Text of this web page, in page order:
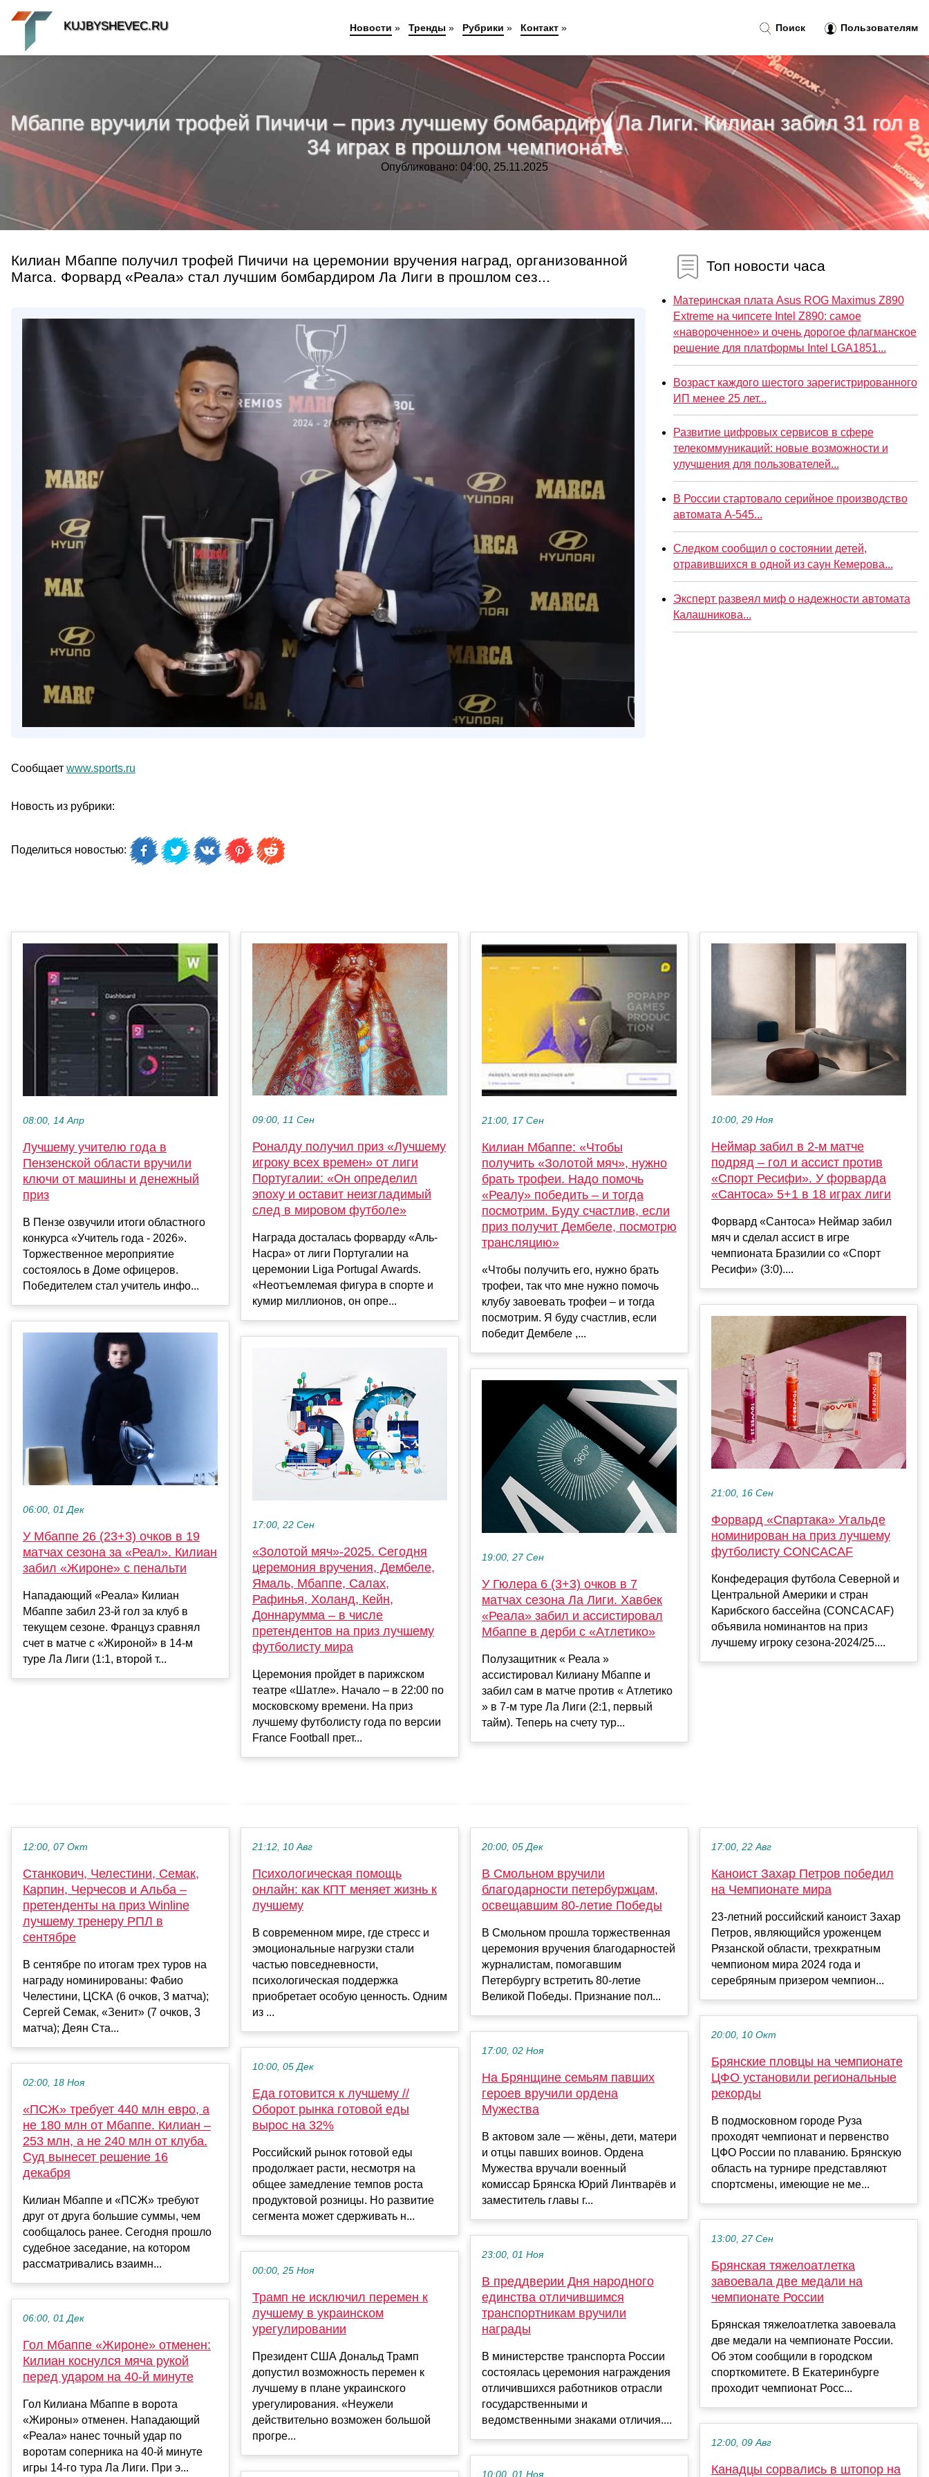
Мбаппе вручили трофей Пичичи – приз лучшему бомбардиру Ла Лиги. Килиан забил 31 гол в
34 играх в прошлом чемпионате
Опубликовано: 04:00, 25.11.2025
Килиан Мбаппе получил трофей Пичичи на церемонии вручения наград, организованной
Marca. Форвард «Реала» стал лучшим бомбардиром Ла Лиги в прошлом сез...
Сообщает www.sports.ru
Новость из рубрики:
Поделиться новостью:
Топ новости часа
Материнская плата Asus ROG Maximus Z890
Extreme на чипсете Intel Z890: самое
«навороченное» и очень дорогое флагманское
решение для платформы Intel LGA1851...
Возраст каждого шестого зарегистрированного
ИП менее 25 лет...
Развитие цифровых сервисов в сфере
телекоммуникаций: новые возможности и
улучшения для пользователей...
В России стартовало серийное производство
автомата А-545...
Следком сообщил о состоянии детей,
отравившихся в одной из саун Кемерова...
Эксперт развеял миф о надежности автомата
Калашникова...
08:00, 14 Апр
Лучшему учителю года в
Пензенской области вручили
ключи от машины и денежный
приз
В Пензе озвучили итоги областного
конкурса «Учитель года - 2026».
Торжественное мероприятие
состоялось в Доме офицеров.
Победителем стал учитель инфо...
06:00, 01 Дек
У Мбаппе 26 (23+3) очков в 19
матчах сезона за «Реал». Килиан
забил «Жироне» с пенальти
Нападающий «Реала» Килиан
Мбаппе забил 23-й гол за клуб в
текущем сезоне. Француз сравнял
счет в матче с «Жироной» в 14-м
туре Ла Лиги (1:1, второй т...
09:00, 11 Сен
Роналду получил приз «Лучшему
игроку всех времен» от лиги
Португалии: «Он определил
эпоху и оставит неизгладимый
след в мировом футболе»
Награда досталась форварду «Аль-
Насра» от лиги Португалии на
церемонии Liga Portugal Awards.
«Неотъемлемая фигура в спорте и
кумир миллионов, он опре...
17:00, 22 Сен
«Золотой мяч»-2025. Сегодня
церемония вручения, Дембеле,
Ямаль, Мбаппе, Салах,
Рафинья, Холанд, Кейн,
Доннарумма – в числе
претендентов на приз лучшему
футболисту мира
Церемония пройдет в парижском
театре «Шатле». Начало – в 22:00 по
московскому времени. На приз
лучшему футболисту года по версии
France Football прет...
21:00, 17 Сен
Килиан Мбаппе: «Чтобы
получить «Золотой мяч», нужно
брать трофеи. Надо помочь
«Реалу» победить – и тогда
посмотрим. Буду счастлив, если
приз получит Дембеле, посмотрю
трансляцию»
«Чтобы получить его, нужно брать
трофеи, так что мне нужно помочь
клубу завоевать трофеи – и тогда
посмотрим. Я буду счастлив, если
победит Дембеле ,...
19:00, 27 Сен
У Гюлера 6 (3+3) очков в 7
матчах сезона Ла Лиги. Хавбек
«Реала» забил и ассистировал
Мбаппе в дерби с «Атлетико»
Полузащитник « Реала »
ассистировал Килиану Мбаппе и
забил сам в матче против « Атлетико
» в 7-м туре Ла Лиги (2:1, первый
тайм). Теперь на счету тур...
10:00, 29 Ноя
Неймар забил в 2-м матче
подряд – гол и ассист против
«Спорт Ресифи». У форварда
«Сантоса» 5+1 в 18 играх лиги
Форвард «Сантоса» Неймар забил
мяч и сделал ассист в игре
чемпионата Бразилии со «Спорт
Ресифи» (3:0)....
21:00, 16 Сен
Форвард «Спартака» Угальде
номинирован на приз лучшему
футболисту CONCACAF
Конфедерация футбола Северной и
Центральной Америки и стран
Карибского бассейна (CONCACAF)
объявила номинантов на приз
лучшему игроку сезона-2024/25....
12:00, 07 Окт
Станкович, Челестини, Семак,
Карпин, Черчесов и Альба –
претенденты на приз Winline
лучшему тренеру РПЛ в
сентябре
В сентябре по итогам трех туров на
награду номинированы: Фабио
Челестини, ЦСКА (6 очков, 3 матча);
Сергей Семак, «Зенит» (7 очков, 3
матча); Деян Ста...
02:00, 18 Ноя
«ПСЖ» требует 440 млн евро, а
не 180 млн от Мбаппе. Килиан –
253 млн, а не 240 млн от клуба.
Суд вынесет решение 16
декабря
Килиан Мбаппе и «ПСЖ» требуют
друг от друга большие суммы, чем
сообщалось ранее. Сегодня прошло
судебное заседание, на котором
рассматривались взаимн...
06:00, 01 Дек
Гол Мбаппе «Жироне» отменен:
Килиан коснулся мяча рукой
перед ударом на 40-й минуте
Гол Килиана Мбаппе в ворота
«Жироны» отменен. Нападающий
«Реала» нанес точный удар по
воротам соперника на 40-й минуте
игры 14-го тура Ла Лиги. При э...
21:12, 10 Авг
Психологическая помощь
онлайн: как КПТ меняет жизнь к
лучшему
В современном мире, где стресс и
эмоциональные нагрузки стали
частью повседневности,
психологическая поддержка
приобретает особую ценность. Одним
из ...
10:00, 05 Дек
Еда готовится к лучшему //
Оборот рынка готовой еды
вырос на 32%
Российский рынок готовой еды
продолжает расти, несмотря на
общее замедление темпов роста
продуктовой розницы. Но развитие
сегмента может сдерживать н...
00:00, 25 Ноя
Трамп не исключил перемен к
лучшему в украинском
урегулировании
Президент США Дональд Трамп
допустил возможность перемен к
лучшему в плане украинского
урегулирования. «Неужели
действительно возможен большой
прогре...
20:00, 05 Дек
В Смольном вручили
благодарности петербуржцам,
освещавшим 80-летие Победы
В Смольном прошла торжественная
церемония вручения благодарностей
журналистам, помогавшим
Петербургу встретить 80-летие
Великой Победы. Признание пол...
17:00, 02 Ноя
На Брянщине семьям павших
героев вручили ордена
Мужества
В актовом зале — жёны, дети, матери
и отцы павших воинов. Ордена
Мужества вручали военный
комиссар Брянска Юрий Линтварёв и
заместитель главы г...
23:00, 01 Ноя
В преддверии Дня народного
единства отличившимся
транспортникам вручили
награды
В министерстве транспорта России
состоялась церемония награждения
отличившихся работников отрасли
государственными и
ведомственными знаками отличия....
10:00, 01 Ноя
17:00, 22 Авг
Каноист Захар Петров победил
на Чемпионате мира
23-летний российский каноист Захар
Петров, являющийся уроженцем
Рязанской области, трехкратным
чемпионом мира 2024 года и
серебряным призером чемпион...
20:00, 10 Окт
Брянские пловцы на чемпионате
ЦФО установили региональные
рекорды
В подмосковном городе Руза
проходят чемпионат и первенство
ЦФО России по плаванию. Брянскую
область на турнире представляют
спортсмены, имеющие не ме...
13:00, 27 Сен
Брянская тяжелоатлетка
завоевала две медали на
чемпионате России
Брянская тяжелоатлетка завоевала
две медали на чемпионате России.
Об этом сообщили в городском
спорткомитете. В Екатеринбурге
проходит чемпионат Росс...
12:00, 09 Авг
Канадцы сорвались в штопор на
Поиск Пользователям
KUJBYSHEVEC.RU Новости » Тренды » Рубрики » Контакт»